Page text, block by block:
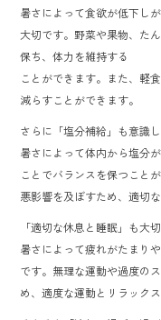
暑さによって食欲が低下し
大切です。野菜や果物、た
保ち、体力を維持する
ことができます。また、軽
減らすことができます。
さらに「塩分補給」も意識
暑さによって体内から塩分
ことでバランスを保つこと
悪影響を及ぼすため、適切
「適切な休息と睡眠」も大切
暑さによって疲れがたまり
です。無理な運動や過度の
め、適度な運動とリラック